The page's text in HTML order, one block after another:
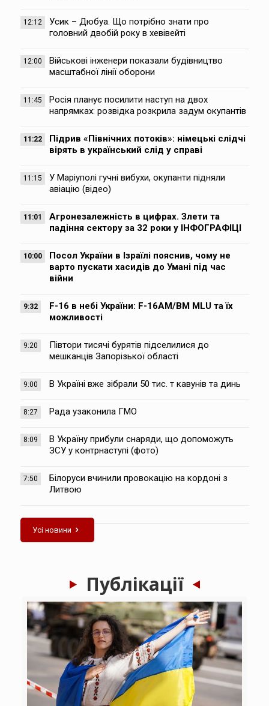
12:12
Усик – Дюбуа. Що потрібно знати про
головний двобій року в хевівейті
12:00
Військові інженери показали будівництво
масштабної лінії оборони
11:45
Росія планує посилити наступ на двох
напрямках: розвідка розкрила задум окупантів
11:22
Підрив «Північних потоків»: німецькі слідчі
вірять в український слід у справі
11:15
У Маріуполі гучні вибухи, окупанти підняли
авіацію (відео)
11:01
Агронезалежність в цифрах. Злети та
падіння сектору за 32 роки у ІНФОГРАФІЦІ
10:00
Посол України в Ізраїлі пояснив, чому не
варто пускати хасидів до Умані під час
війни
9:32
F-16 в небі України: F-16AM/BM MLU та їх
можливості
9:20
Півтори тисячі бурятів підселилися до
мешканців Запорізької області
9:00 В Україні вже зібрали 50 тис. т кавунів та динь
8:27 Рада узаконила ГМО
8:09
В Україну прибули снаряди, що допоможуть
ЗСУ у контрнаступі (фото)
7:50
Білоруси вчинили провокацію на кордоні з
Литвою
Усі новини
Публікації